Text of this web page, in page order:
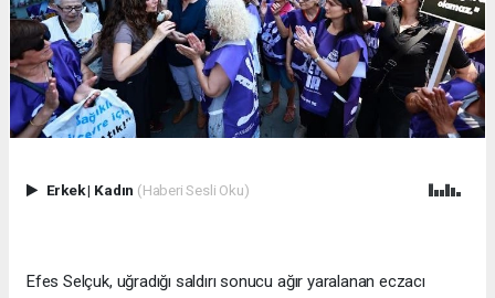
Erkek| Kadın (Haberi Sesli Oku)
Efes Selçuk, uğradığı saldırı sonucu ağır yaralanan eczacı